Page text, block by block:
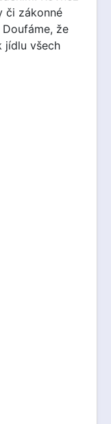
či zákonné
že
jídlu všech